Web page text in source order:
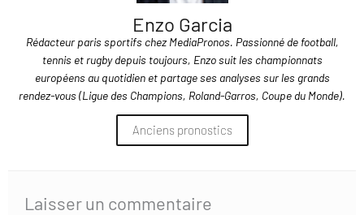
Enzo Garcia
Rédacteur paris sportifs chez MediaPronos. Passionné de football,
tennis et rugby depuis toujours, Enzo suit les championnats
européens au quotidien et partage ses analyses sur les grands
rendez-vous (Ligue des Champions, Roland-Garros, Coupe du Monde).
Anciens pronostics
Laisser un commentaire